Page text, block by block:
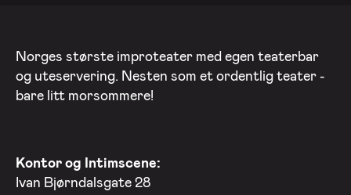
Norges største improteater med egen teaterbar
og uteservering. Nesten som et ordentlig teater -
bare litt morsommere!
Kontor og Intimscene:
Ivan Bjørndalsgate 28